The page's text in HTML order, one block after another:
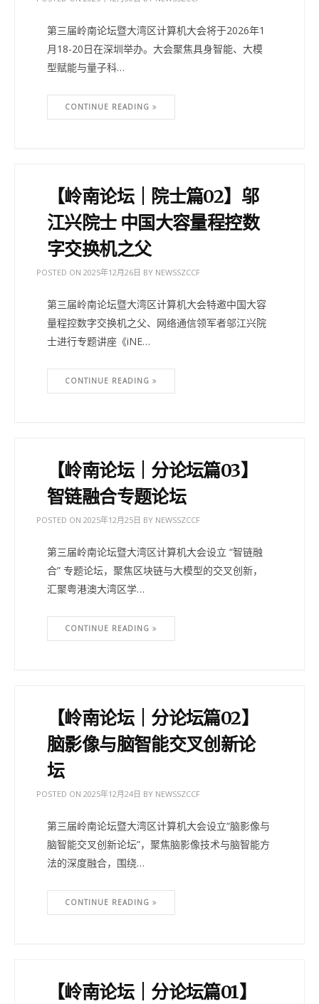
第三届岭南论坛暨大湾区计算机大会将于2026年1
月18-20日在深圳举办。大会聚焦具身智能、大模
型赋能与量子科…
CONTINUE READING
【岭南论坛｜院士篇02】邬
江兴院士 中国大容量程控数
字交换机之父
POSTED ON 2025年12月26日 BY NEWSSZCCF
第三届岭南论坛暨大湾区计算机大会特邀中国大容
量程控数字交换机之父、网络通信领军者邬江兴院
士进行专题讲座《iNE…
CONTINUE READING
【岭南论坛｜分论坛篇03】
智链融合专题论坛
POSTED ON 2025年12月25日 BY NEWSSZCCF
第三届岭南论坛暨大湾区计算机大会设立 “智链融
合” 专题论坛，聚焦区块链与大模型的交叉创新，
汇聚粤港澳大湾区学…
CONTINUE READING
【岭南论坛｜分论坛篇02】
脑影像与脑智能交叉创新论
坛
POSTED ON 2025年12月24日 BY NEWSSZCCF
第三届岭南论坛暨大湾区计算机大会设立“脑影像与
脑智能交叉创新论坛”，聚焦脑影像技术与脑智能方
法的深度融合，围绕…
CONTINUE READING
【岭南论坛｜分论坛篇01】